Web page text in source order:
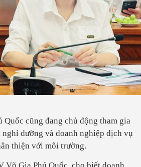
cũng đang chủ động tham gia
dưỡng và doanh nghiệp dịch vụ
thiện với môi trường.